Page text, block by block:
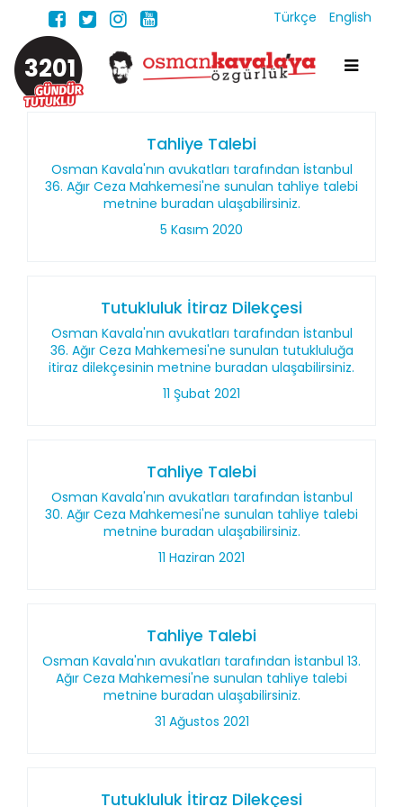
Türkçe English
3201
Tahliye Talebi
Osman Kavala'nın avukatları tarafından İstanbul
36. Ağır Ceza Mahkemesi'ne sunulan tahliye talebi
metnine buradan ulaşabilirsiniz.
5 Kasım 2020
Tutukluluk İtiraz Dilekçesi
Osman Kavala'nın avukatları tarafından İstanbul
36. Ağır Ceza Mahkemesi'ne sunulan tutukluluğa
itiraz dilekçesinin metnine buradan ulaşabilirsiniz.
11 Şubat 2021
Tahliye Talebi
Osman Kavala'nın avukatları tarafından İstanbul
30. Ağır Ceza Mahkemesi'ne sunulan tahliye talebi
metnine buradan ulaşabilirsiniz.
11 Haziran 2021
Tahliye Talebi
Osman Kavala'nın avukatları tarafından İstanbul 13.
Ağır Ceza Mahkemesi'ne sunulan tahliye talebi
metnine buradan ulaşabilirsiniz.
31 Ağustos 2021
Tutukluluk İtiraz Dilekçesi